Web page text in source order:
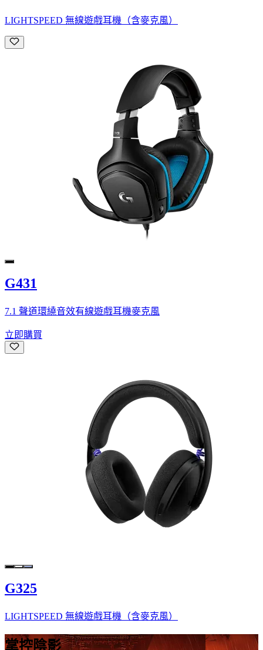
LIGHTSPEED 無線遊戲耳機（含麥克風）
G431
7.1 聲道環繞音效有線遊戲耳機麥克風
立即購買
G325
LIGHTSPEED 無線遊戲耳機（含麥克風）
掌控陰影